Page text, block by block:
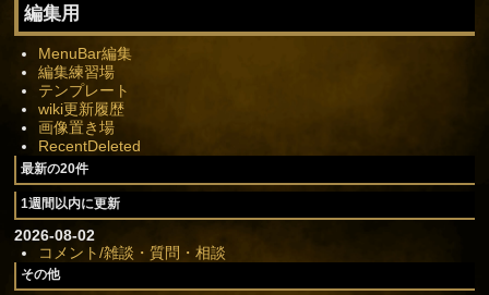
編集用
MenuBar編集
編集練習場
テンプレート
wiki更新履歴
画像置き場
RecentDeleted
最新の20件
1週間以内に更新
2026-08-02
コメント/雑談・質問・相談
その他